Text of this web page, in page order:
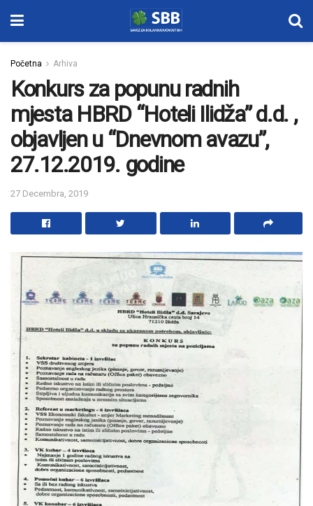
Početna Arhiva
Konkurs za popunu radnih
mjesta HBRD “Hoteli Ilidža” d.d. ,
objavljen u “Dnevnom avazu”,
27.12.2019. godine
27 Decembra, 2019